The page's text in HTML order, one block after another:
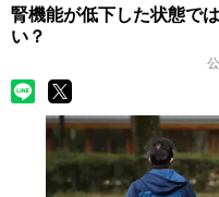
腎機能が低下した状態で
い？